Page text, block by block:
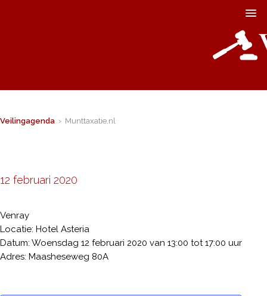
Veilingagenda › Munttaxatie.nl
12 februari 2020
Venray
Locatie: Hotel Asteria
Datum: Woensdag 12 februari 2020 van 13:00 tot 17:00 uur
Adres: Maasheseweg 80A